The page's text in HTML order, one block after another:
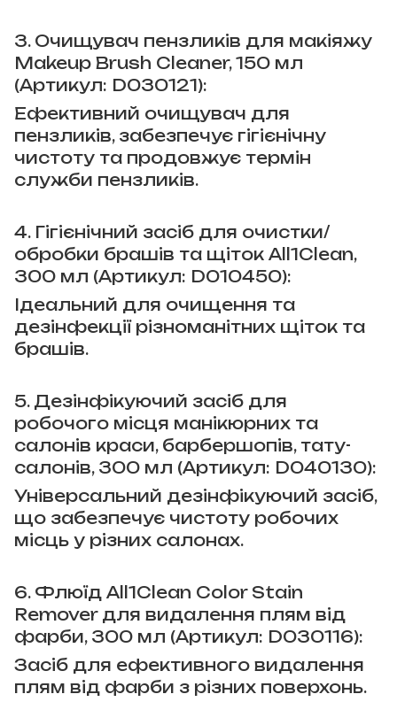
3. Очищувач пензликів для макіяжу
Makeup Brush Cleaner, 150 мл
(Артикул: D030121):
Ефективний очищувач для
пензликів, забезпечує гігієнічну
чистоту та продовжує термін
служби пензликів.
4. Гігієнічний засіб для очистки/
обробки брашів та щіток All1Clean,
300 мл (Артикул: D010450):
Ідеальний для очищення та
дезінфекції різноманітних щіток та
брашів.
5. Дезінфікуючий засіб для
робочого місця манікюрних та
салонів краси, барбершопів, тату-
салонів, 300 мл (Артикул: D040130):
Універсальний дезінфікуючий засіб,
що забезпечує чистоту робочих
місць у різних салонах.
6. Флюїд All1Clean Color Stain
Remover для видалення плям від
фарби, 300 мл (Артикул: D030116):
Засіб для ефективного видалення
плям від фарби з різних поверхонь.